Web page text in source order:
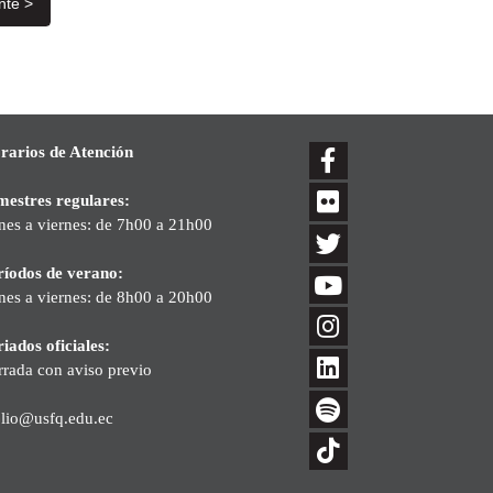
de Atención
regulares:
a viernes: de 7h00 a 21h00
de verano:
a viernes: de 8h00 a 20h00
oficiales:
con aviso previo